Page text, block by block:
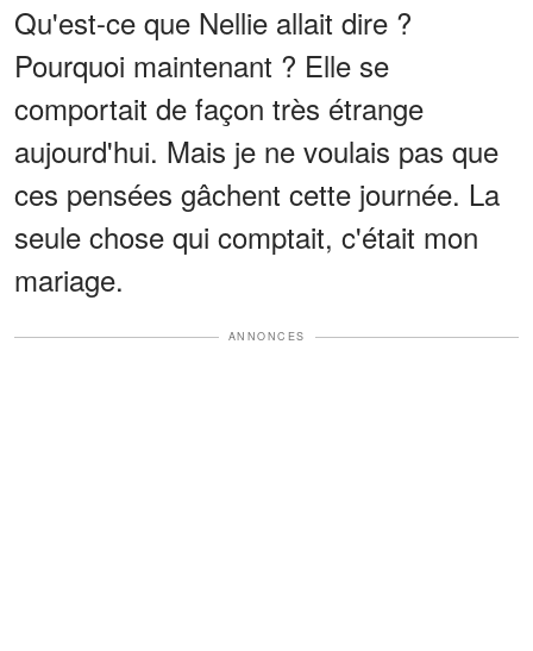
Qu'est-ce que Nellie allait dire ?
Pourquoi maintenant ? Elle se
comportait de façon très étrange
aujourd'hui. Mais je ne voulais pas que
ces pensées gâchent cette journée. La
seule chose qui comptait, c'était mon
mariage.
ANNONCES